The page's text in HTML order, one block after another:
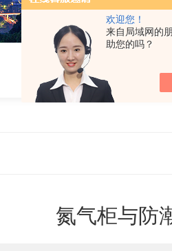
欢迎您！
来自局域网的
助您的吗？
氮气柜与防